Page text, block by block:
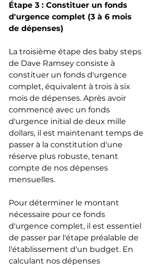
Étape 3 : Constituer un fonds
d'urgence complet (3 à 6 mois
de dépenses)
La troisième étape des baby steps
de Dave Ramsey consiste à
constituer un fonds d'urgence
complet, équivalent à trois à six
mois de dépenses. Après avoir
commencé avec un fonds
d'urgence initial de deux mille
dollars, il est maintenant temps de
passer à la constitution d'une
réserve plus robuste, tenant
compte de nos dépenses
mensuelles.
Pour déterminer le montant
nécessaire pour ce fonds
d'urgence complet, il est essentiel
de passer par l'étape préalable de
l'établissement d'un budget. En
calculant nos dépenses